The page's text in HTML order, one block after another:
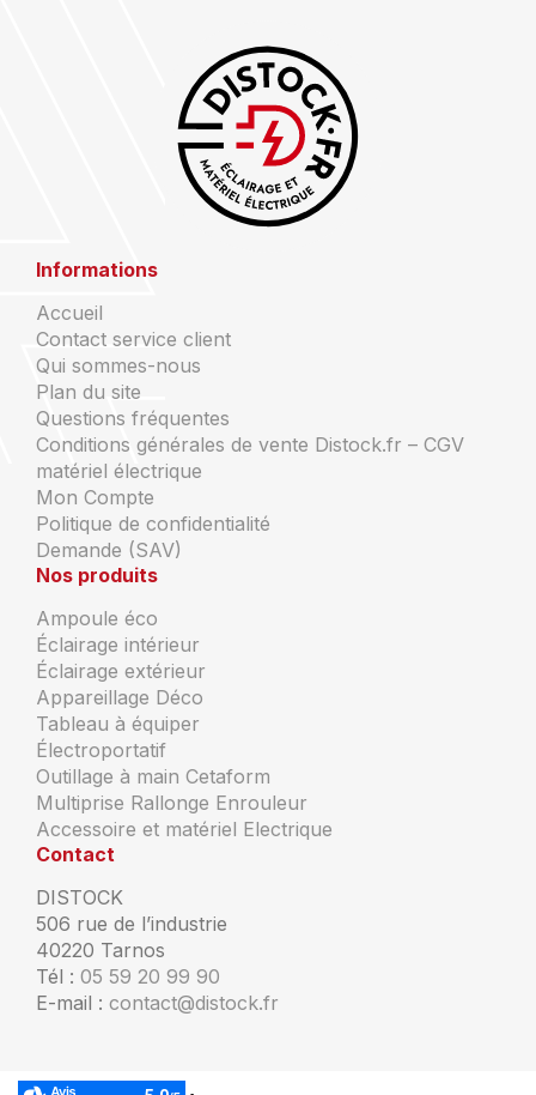
Informations
Accueil
Contact service client
Qui sommes-nous
Plan du site
Questions fréquentes
Conditions générales de vente Distock.fr – CGV
matériel électrique
Mon Compte
Politique de confidentialité
Demande (SAV)
Nos produits
Ampoule éco
Éclairage intérieur
Éclairage extérieur
Appareillage Déco
Tableau à équiper
Électroportatif
Outillage à main Cetaform
Multiprise Rallonge Enrouleur
Accessoire et matériel Electrique
Contact
DISTOCK
506 rue de l’industrie
40220 Tarnos
Tél : 05 59 20 99 90
E-mail : contact@distock.fr